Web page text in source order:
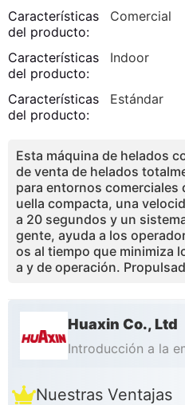
Características
del producto:
Comercial
Características
del producto:
Indoor
Características
del producto:
Estándar
Esta máquina de helados
de venta de helados
para entornos comerciales
uella compacta, una
a 20 segundos y un
gente, ayuda a los
os al tiempo que minimiza
a y de operación.
ajo consumo de energía y
sistente. Una mezcla base
y jarabes permite hasta 59
mpulsando compras
ciones turísticas y
Huaxin Co., Ltd
Introducción a la
Nuestras Ventajas